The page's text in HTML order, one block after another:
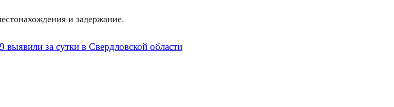
и задержание.
за сутки в Свердловской области